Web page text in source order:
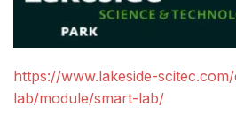
https://www.lakeside-
lab/module/smart-lab/